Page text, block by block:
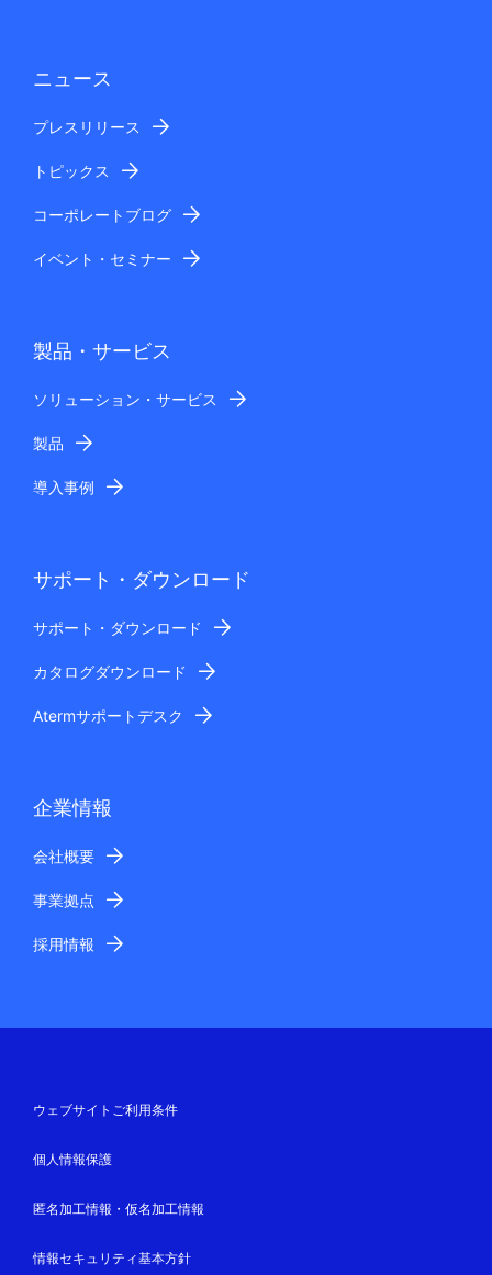
ニュース
プレスリリース
トピックス
コーポレートブログ
イベント・セミナー
製品・サービス
ソリューション・サービス
製品
導入事例
サポート・ダウンロード
サポート・ダウンロード
カタログダウンロード
Atermサポートデスク
企業情報
会社概要
事業拠点
採用情報
ウェブサイトご利用条件
個人情報保護
匿名加工情報・仮名加工情報
情報セキュリティ基本方針